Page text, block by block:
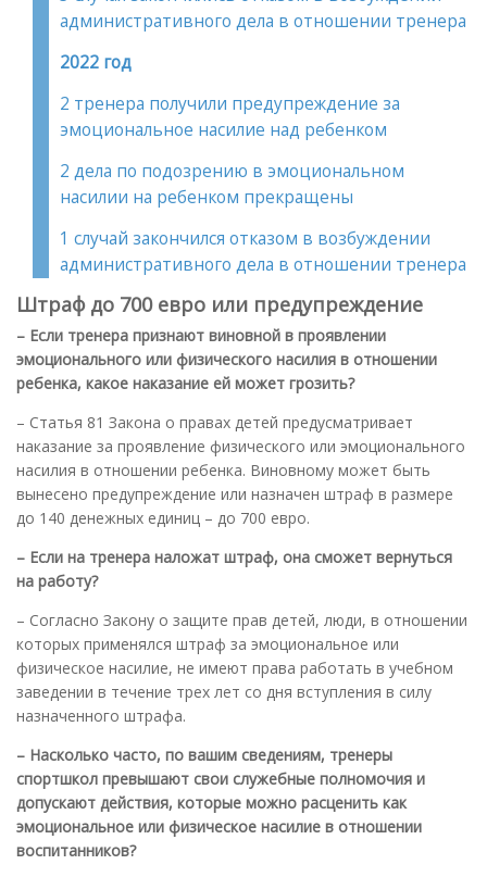
административного дела в отношении тренера
2022 год
2 тренера получили предупреждение за
эмоциональное насилие над ребенком
2 дела по подозрению в эмоциональном
насилии на ребенком прекращены
1 случай закончился отказом в возбуждении
административного дела в отношении тренера
Штраф до 700 евро или предупреждение
– Если тренера признают виновной в проявлении
эмоционального или физического насилия в отношении
ребенка, какое наказание ей может грозить?
– Статья 81 Закона о правах детей предусматривает
наказание за проявление физического или эмоционального
насилия в отношении ребенка. Виновному может быть
вынесено предупреждение или назначен штраф в размере
до 140 денежных единиц – до 700 евро.
– Если на тренера наложат штраф, она сможет вернуться
на работу?
– Согласно Закону о защите прав детей, люди, в отношении
которых применялся штраф за эмоциональное или
физическое насилие, не имеют права работать в учебном
заведении в течение трех лет со дня вступления в силу
назначенного штрафа.
– Насколько часто, по вашим сведениям, тренеры
спортшкол превышают свои служебные полномочия и
допускают действия, которые можно расценить как
эмоциональное или физическое насилие в отношении
воспитанников?